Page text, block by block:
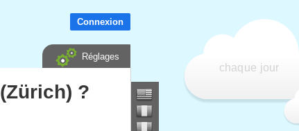
chaque jour
Connexion
Réglages
?